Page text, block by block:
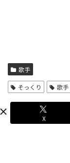
歌手
そっくり 歌手
X